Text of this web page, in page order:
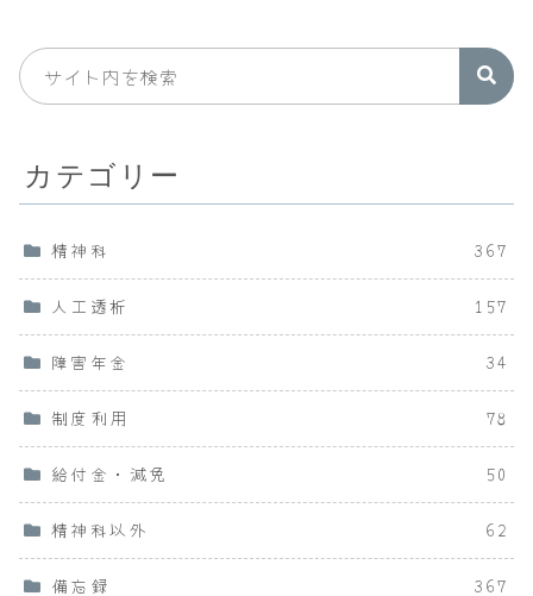
カテゴリー
精神科 367
人工透析 157
障害年金 34
制度利用 78
給付金・減免 50
精神科以外 62
備忘録 367